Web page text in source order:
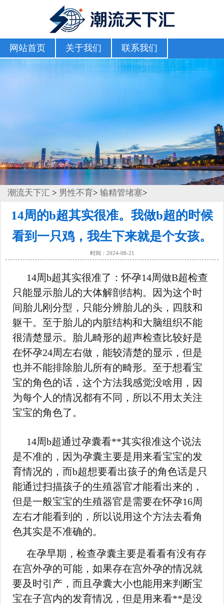
网站首页 关于我们 联系我们
潮流天下汇 > 男性不育>输精管堵塞>
14周的b超其实很准。我做b超的时候
看到一只鸡，我生下来就是个女孩。
时间：2024-08-21
14周b超其实很准了：怀孕14周做B超检查
只能显示胎儿的大体解剖结构。因为这个时
间胎儿刚分型，只能分辨胎儿的头，四肢和
躯干。至于胎儿的内脏结构和大脑组织不能
很清楚显示。胎儿畸形的超声检查比较好是
在怀孕24周左右做，能较清楚的显示，但是
也并不能排除胎儿所有的畸形。至于想看宝
宝的角色的话，这个方法我感觉没啥用，因
为每个人的情况都有不同，所以不用太关注
宝宝的角色了。
14周b超通过孕囊看**其实很准这个说法
是不准的，因为孕囊主要是用来看宝宝的发
育情况的，而b超想要看出孩子的角色话是只
能通过扫描孩子的生殖器官才能看出来的，
但是一般宝宝的生殖器官是需要在怀孕16周
左右才能看到的，所以说用这个方法去看角
色其实是不准确的。
在孕早期，检查孕囊主要是看看有没有存
在宫外孕的可能，如果存在宫外孕的情况就
要及时引产，而且孕囊大小也能用来判断宝
宝在子宫内的发育情况，但是用来看**是没